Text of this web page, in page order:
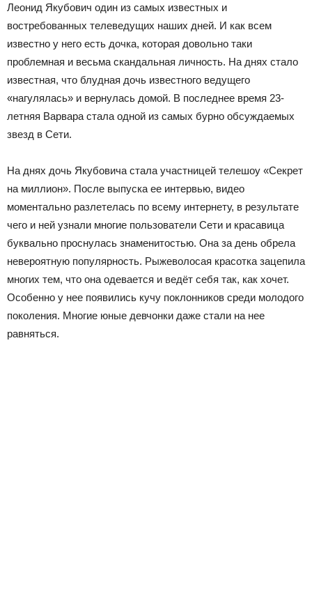
Леонид Якубович один из самых известных и
востребованных телеведущих наших дней. И как всем
известно у него есть дочка, которая довольно таки
проблемная и весьма скандальная личность. На днях стало
известная, что блудная дочь известного ведущего
«нагулялась» и вернулась домой. В последнее время 23-
летняя Варвара стала одной из самых бурно обсуждаемых
звезд в Сети.
На днях дочь Якубовича стала участницей телешоу «Секрет
на миллион». После выпуска ее интервью, видео
моментально разлетелась по всему интернету, в результате
чего и ней узнали многие пользователи Сети и красавица
буквально проснулась знаменитостью. Она за день обрела
невероятную популярность. Рыжеволосая красотка зацепила
многих тем, что она одевается и ведёт себя так, как хочет.
Особенно у нее появились кучу поклонников среди молодого
поколения. Многие юные девчонки даже стали на нее
равняться.